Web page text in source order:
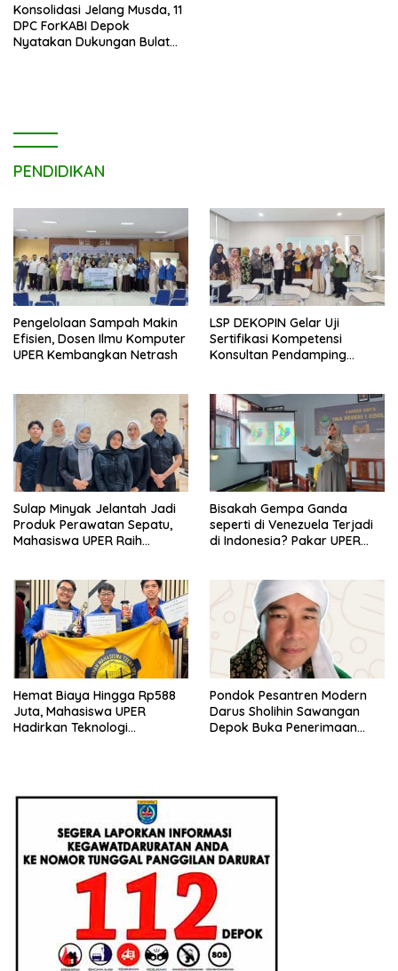
Konsolidasi Jelang Musda, 11
DPC ForKABI Depok
Nyatakan Dukungan Bulat
PENDIDIKAN
Pengelolaan Sampah Makin
Efisien, Dosen Ilmu Komputer
UPER Kembangkan Netrash
LSP DEKOPIN Gelar Uji
Sertifikasi Kompetensi
Konsultan Pendamping
Sulap Minyak Jelantah Jadi
Produk Perawatan Sepatu,
Mahasiswa UPER Raih
Bisakah Gempa Ganda
seperti di Venezuela Terjadi
di Indonesia? Pakar UPER
Hemat Biaya Hingga Rp588
Juta, Mahasiswa UPER
Hadirkan Teknologi
Pondok Pesantren Modern
Darus Sholihin Sawangan
Depok Buka Penerimaan